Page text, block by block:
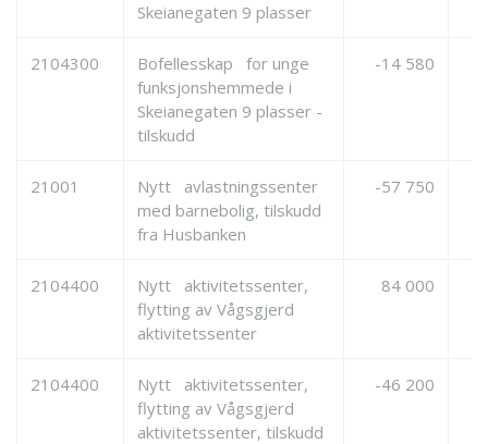
Skeianegaten 9 plasser
2104300
Bofellesskap for unge
funksjonshemmede i
Skeianegaten 9 plasser -
tilskudd
-14 580
21001
Nytt avlastningssenter
med barnebolig, tilskudd
fra Husbanken
-57 750
2104400
Nytt aktivitetssenter,
flytting av Vågsgjerd
aktivitetssenter
84 000
2104400
Nytt aktivitetssenter,
flytting av Vågsgjerd
aktivitetssenter, tilskudd
-46 200